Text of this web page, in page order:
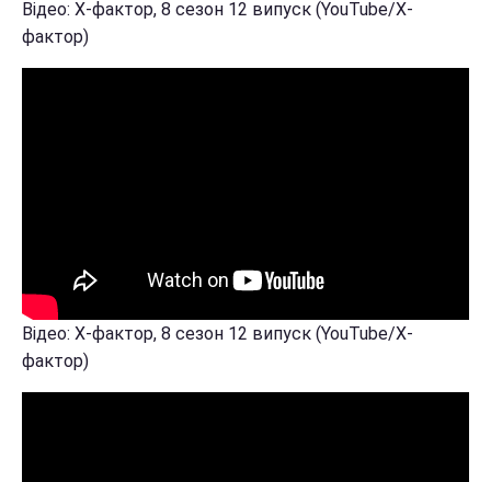
Відео: Х-фактор, 8 сезон 12 випуск (YouTube/Х-
фактор)
Відео: Х-фактор, 8 сезон 12 випуск (YouTube/Х-
фактор)